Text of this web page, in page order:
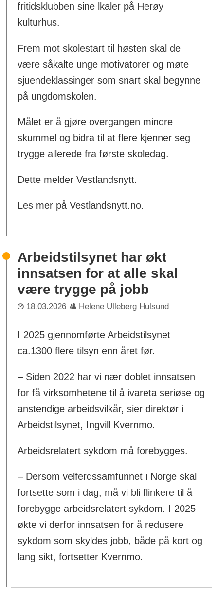
fritidsklubben sine lkaler på Herøy
kulturhus.
Frem mot skolestart til høsten skal de
være såkalte unge motivatorer og møte
sjuendeklassinger som snart skal begynne
på ungdomskolen.
Målet er å gjøre overgangen mindre
skummel og bidra til at flere kjenner seg
trygge allerede fra første skoledag.
Dette melder Vestlandsnytt.
Les mer på Vestlandsnytt.no.
Arbeidstilsynet har økt
innsatsen for at alle skal
være trygge på jobb
18.03.2026 Helene Ulleberg Hulsund
I 2025 gjennomførte Arbeidstilsynet
ca.1300 flere tilsyn enn året før.
– Siden 2022 har vi nær doblet innsatsen
for få virksomhetene til å ivareta seriøse og
anstendige arbeidsvilkår, sier direktør i
Arbeidstilsynet, Ingvill Kvernmo.
Arbeidsrelatert sykdom må forebygges.
– Dersom velferdssamfunnet i Norge skal
fortsette som i dag, må vi bli flinkere til å
forebygge arbeidsrelatert sykdom. I 2025
økte vi derfor innsatsen for å redusere
sykdom som skyldes jobb, både på kort og
lang sikt, fortsetter Kvernmo.